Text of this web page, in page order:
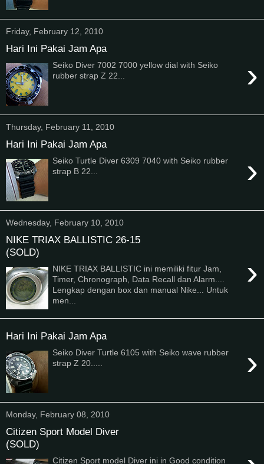
Friday, February 12, 2010
Hari Ini Pakai Jam Apa
›
Seiko Diver 7002 7000 yellow dial with Seiko
rubber strap Z 22...
Thursday, February 11, 2010
Hari Ini Pakai Jam Apa
›
Seiko Turtle Diver 6309 7040 with Seiko rubber
strap B 22...
Wednesday, February 10, 2010
NIKE TRIAX BALLISTIC 26-15
(SOLD)
›
NIKE TRIAX BALLISTIC ini memiliki fitur Jam,
Timer, Chronograph, Data Recall dan Alarm....
Lengkap dengan box dan manual Nike... Untuk
men...
Hari Ini Pakai Jam Apa
›
Seiko Diver Turtle 6105 with Seiko wave rubber
strap Z 20.....
Monday, February 08, 2010
Citizen Sport Model Diver
(SOLD)
Citizen Sport model Diver ini in Good condition